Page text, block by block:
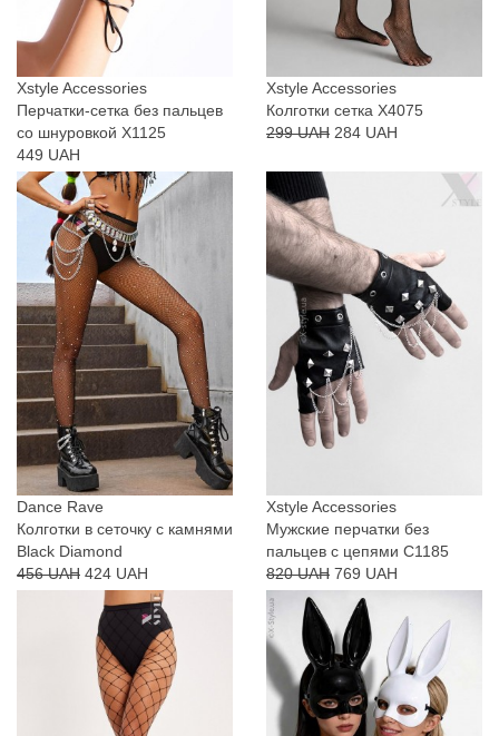
Xstyle Accessories
Перчатки-сетка без пальцев
со шнуровкой X1125
449 UAH
Xstyle Accessories
Колготки сетка X4075
299 UAH 284 UAH
Dance Rave
Колготки в сеточку с камнями
Black Diamond
456 UAH 424 UAH
Xstyle Accessories
Мужские перчатки без
пальцев с цепями C1185
820 UAH 769 UAH